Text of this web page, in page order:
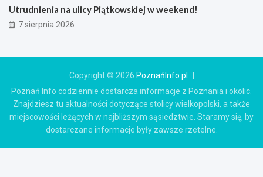
Utrudnienia na ulicy Piątkowskiej w weekend!
7 sierpnia 2026
Copyright © 2026 PoznańInfo.pl
Poznań Info codziennie dostarcza informacje z Poznania i okolic.
Znajdziesz tu aktualności dotyczące stolicy wielkopolski, a także
miejscowości leżących w najbliższym sąsiedztwie. Staramy się, by
dostarczane informacje były zawsze rzetelne.